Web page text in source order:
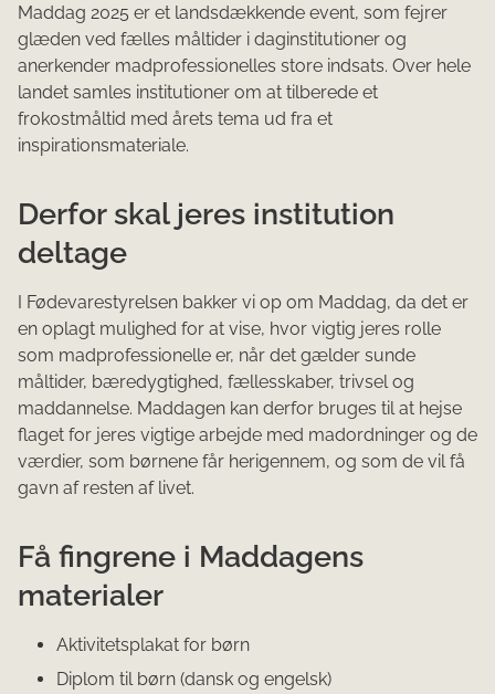
Maddag 2025 er et landsdækkende event, som fejrer
glæden ved fælles måltider i daginstitutioner og
anerkender madprofessionelles store indsats. Over hele
landet samles institutioner om at tilberede et
frokostmåltid med årets tema ud fra et
inspirationsmateriale.
Derfor skal jeres institution
deltage
I Fødevarestyrelsen bakker vi op om Maddag, da det er
en oplagt mulighed for at vise, hvor vigtig jeres rolle
som madprofessionelle er, når det gælder sunde
måltider, bæredygtighed, fællesskaber, trivsel og
maddannelse. Maddagen kan derfor bruges til at hejse
flaget for jeres vigtige arbejde med madordninger og de
værdier, som børnene får herigennem, og som de vil få
gavn af resten af livet.
Få fingrene i Maddagens
materialer
Aktivitetsplakat for børn
Diplom til børn (dansk og engelsk)